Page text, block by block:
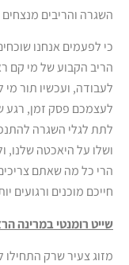
השגרה והריבים מנצחים
כי לפעמים אנחנו
הריב הקבוע של מי קם
לעבודה, ועכשיו תור
לעצמכם פסק זמן, רגע
לתת לגלי השגרה
ושלו על היאכטה
הרי כל מה שאתם
חייכם מוכנים ורגועים
שייט רומנטי במרינה
מזוג צעיר שרק התחילו